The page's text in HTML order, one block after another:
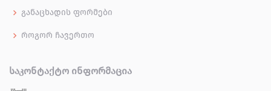
განაცხადის ფორმები
როგორ ჩავერთო
ᲡᲐᲙᲝᲜᲢᲐᲥᲢᲝ ᲘᲜᲤᲝᲠᲛᲐᲪᲘᲐ